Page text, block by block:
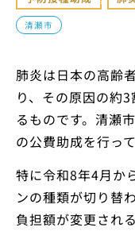
清瀬市
肺炎は日本の高齢
り、その原因の約
るものです。清瀬
の公費助成を行って
特に令和8年4月か
ンの種類が切り替
負担額が変更され